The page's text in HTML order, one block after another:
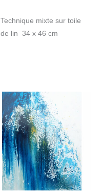
Technique mixte sur toile
de lin 34 x 46 cm